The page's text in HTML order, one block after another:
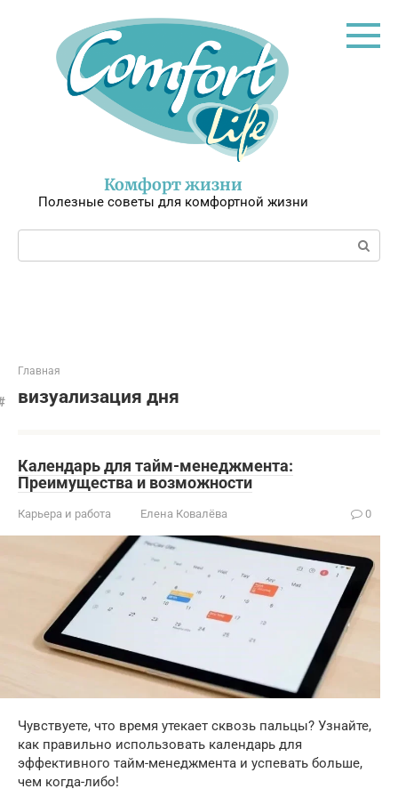
Комфорт жизни
Полезные советы для комфортной жизни
Поиск:
Главная
визуализация дня
Календарь для тайм-менеджмента:
Преимущества и возможности
Карьера и работа Елена Ковалёва 0
Чувствуете, что время утекает сквозь пальцы? Узнайте,
как правильно использовать календарь для
эффективного тайм-менеджмента и успевать больше,
чем когда-либо!